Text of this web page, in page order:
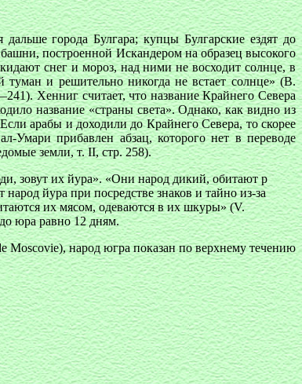
города Булгара; купцы Булгарские ездят до
построенной Искандером на образец высокого
снег и мороз, над ними не восходит солнце, в
и решительно никогда не встает солнце» (В.
Хенниг считает, что название Крайнего Севера
название «страны света». Однако, как видно из
арабы и доходили до Крайнего Севера, то скорее
прибавлен абзац, которого нет в переводе
земли, т. II, стр. 258).
зовут их йура». «Они народ дикий, обитают р
йура при посредстве знаков и тайно из-за
их мясом, одеваются в их шкуры» (V.
юра равно 12 дням.
Moscovie), народ югра показан по верхнему течению